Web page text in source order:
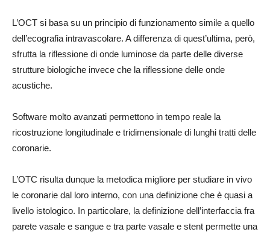
L’OCT si basa su un principio di funzionamento simile a quello
dell’ecografia intravascolare. A differenza di quest’ultima, però,
sfrutta la riflessione di onde luminose da parte delle diverse
strutture biologiche invece che la riflessione delle onde
acustiche.
Software molto avanzati permettono in tempo reale la
ricostruzione longitudinale e tridimensionale di lunghi tratti delle
coronarie.
L’OTC risulta dunque la metodica migliore per studiare in vivo
le coronarie dal loro interno, con una definizione che è quasi a
livello istologico. In particolare, la definizione dell’interfaccia fra
parete vasale e sangue e tra parte vasale e stent permette una